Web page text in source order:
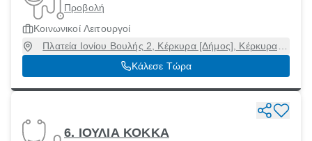
Προβολή
Κοινωνικοί Λειτουργοί
Πλατεία Ιονίου Βουλής 2, Κέρκυρα [Δήμος], Κέρκυρα,
49100
Κάλεσε Τώρα
6. ΙΟΥΛΙΑ ΚΟΚΚΑ